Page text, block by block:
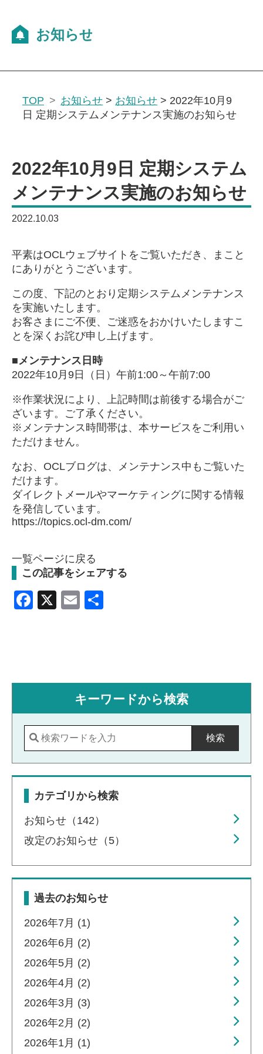
TOP お知らせ > お知らせ > 2022年10月9
日 定期システムメンテナンス実施のお知らせ
2022年10月9日 定期システム
メンテナンス実施のお知らせ
2022.10.03
平素はOCLウェブサイトをご覧いただき、まこと
にありがとうございます。
この度、下記のとおり定期システムメンテナンス
を実施いたします。
お客さまにご不便、ご迷惑をおかけいたしますこ
とを深くお詫び申し上げます。
■メンテナンス日時
2022年10月9日（日）午前1:00～午前7:00
※作業状況により、上記時間は前後する場合がご
ざいます。ご了承ください。
※メンテナンス時間帯は、本サービスをご利用い
ただけません。
なお、 OCLブログは、メンテナンス中もご覧いた
だけます。
ダイレクトメールやマーケティングに関する情報
を発信しています。
https://topics.ocl-dm.com/
一覧ページに戻る
この記事をシェアする
Facebook
X Email
キーワードから検索
検索
カテゴリから検索
お知らせ（142）
改定のお知らせ（5）
過去のお知らせ
2026年7月 (1)
2026年6月 (2)
2026年5月 (2)
2026年4月 (2)
2026年3月 (3)
2026年2月 (2)
2026年1月 (1)